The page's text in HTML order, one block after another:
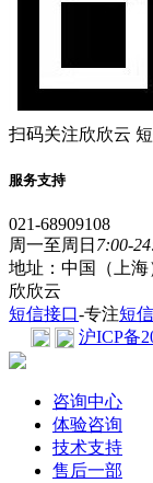
扫码关注欣欣云
服务支持
021-68909108
周一至周日 7:00-
地址：中国（上
欣欣云
短信接口-专注短
沪ICP备
咨询中心
体验咨询
技术支持
售后一部